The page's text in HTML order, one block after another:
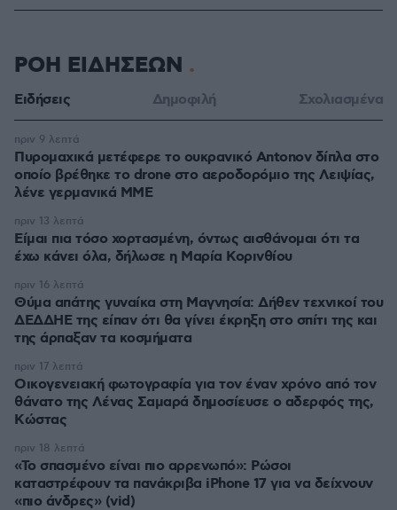
ΡΟΗ ΕΙΔΗΣΕΩΝ
Ειδήσεις Δημοφιλή Σχολιασμένα
Πυρομαχικά μετέφερε το ουκρανικό Antonov δίπλα στο
οποίο βρέθηκε το drone στο αεροδορόμιο της Λειψίας,
λένε γερμανικά ΜΜΕ
πριν 9 λεπτά
Είμαι πια τόσο χορτασμένη, όντως αισθάνομαι ότι τα
έχω κάνει όλα, δήλωσε η Μαρία Κορινθίου
πριν 13 λεπτά
Θύμα απάτης γυναίκα στη Μαγνησία: Δήθεν τεχνικοί του
ΔΕΔΔΗΕ της είπαν ότι θα γίνει έκρηξη στο σπίτι της και
της άρπαξαν τα κοσμήματα
πριν 16 λεπτά
Οικογενειακή φωτογραφία για τον έναν χρόνο από τον
θάνατο της Λένας Σαμαρά δημοσίευσε ο αδερφός της,
Κώστας
πριν 17 λεπτά
«Το σπασμένο είναι πιο αρρενωπό»: Ρώσοι
καταστρέφουν τα πανάκριβα iPhone 17 για να δείχνουν
«πιο άνδρες» (vid)
πριν 18 λεπτά